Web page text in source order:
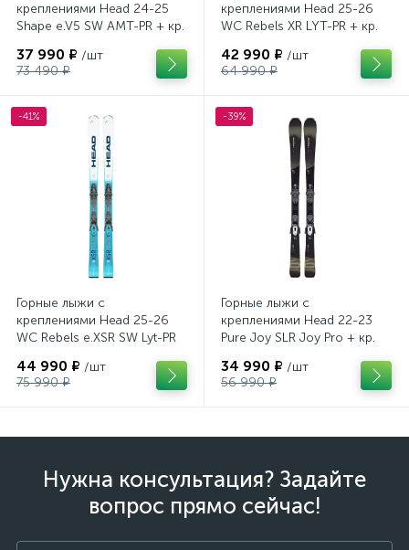
креплениями Head 24-25
Shape e.V5 SW AMT-PR + кр.
37 990 ₽ /шт
73 490 ₽
креплениями Head 25-26
WC Rebels XR LYT-PR + кр.
42 990 ₽ /шт
64 990 ₽
-41%
Горные лыжи с
креплениями Head 25-26
WC Rebels e.XSR SW Lyt-PR
(100943)
44 990 ₽ /шт
75 990 ₽
-39%
Горные лыжи с
креплениями Head 22-23
Pure Joy SLR Joy Pro + кр.
(100953)
34 990 ₽ /шт
56 990 ₽
Нужна консультация? Задайте
вопрос прямо сейчас!